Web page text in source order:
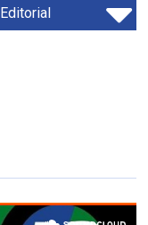
Editorial